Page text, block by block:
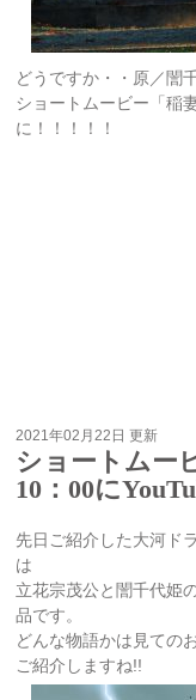
どうですか・・原／誾
ショートムービー「稲
に！！！！！
2021年02月22日 更新
ショートムー
10：00に
先日ご紹介した大河ド
は
立花宗茂公と誾千代姫
品です。
どんな物語かは見ての
ご紹介しますね!!